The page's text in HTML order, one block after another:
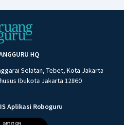
HQ
Selatan, Tebet, Kota Jakarta
Ibukota Jakarta 12860
Aplikasi Roboguru